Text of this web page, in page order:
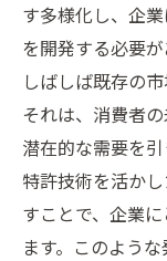
す多様化し、企
を開発する必要
しばしば既存の
それは、消費者
潜在的な需要を
特許技術を活か
すことで、企業
ます。このよう